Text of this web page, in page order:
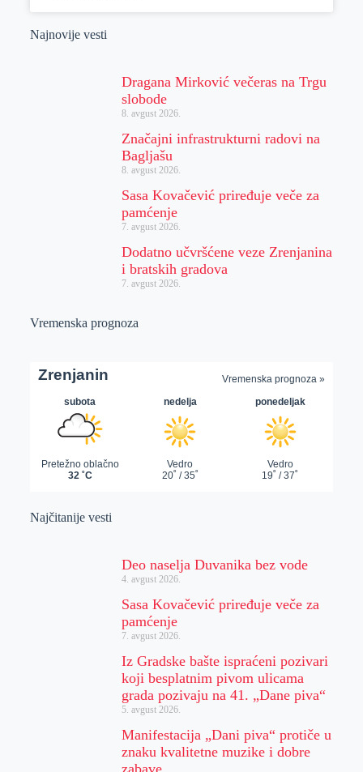
Najnovije vesti
Dragana Mirković večeras na Trgu
slobode
8. avgust 2026.
Značajni infrastrukturni radovi na
Bagljašu
8. avgust 2026.
Sasa Kovačević priređuje veče za
pamćenje
7. avgust 2026.
Dodatno učvršćene veze Zrenjanina
i bratskih gradova
7. avgust 2026.
Vremenska prognoza
Najčitanije vesti
Deo naselja Duvanika bez vode
4. avgust 2026.
Sasa Kovačević priređuje veče za
pamćenje
7. avgust 2026.
Iz Gradske bašte ispraćeni pozivari
koji besplatnim pivom ulicama
grada pozivaju na 41. „Dane piva“
5. avgust 2026.
Manifestacija „Dani piva“ protiče u
znaku kvalitetne muzike i dobre
zabave